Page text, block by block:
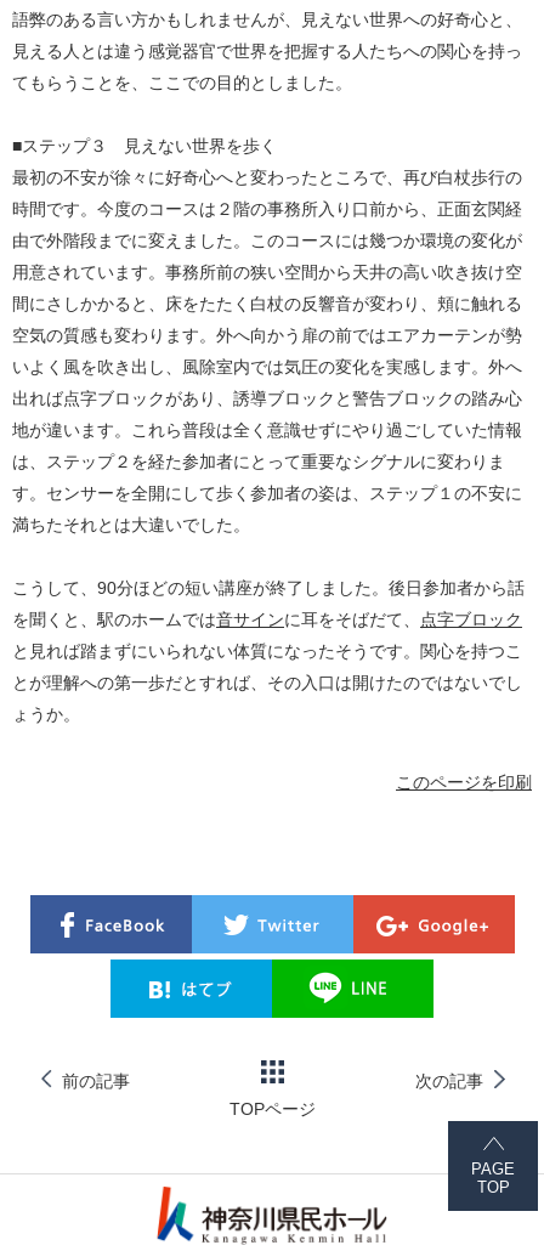
語弊のある言い方かもしれませんが、見えない世界への好奇心と、
見える人とは違う感覚器官で世界を把握する人たちへの関心を持っ
てもらうことを、ここでの目的としました。
■ステップ３ 見えない世界を歩く
最初の不安が徐々に好奇心へと変わったところで、再び白杖歩行の
時間です。今度のコースは２階の事務所入り口前から、正面玄関経
由で外階段までに変えました。このコースには幾つか環境の変化が
用意されています。事務所前の狭い空間から天井の高い吹き抜け空
間にさしかかると、床をたたく白杖の反響音が変わり、頬に触れる
空気の質感も変わります。外へ向かう扉の前ではエアカーテンが勢
いよく風を吹き出し、風除室内では気圧の変化を実感します。外へ
出れば点字ブロックがあり、誘導ブロックと警告ブロックの踏み心
地が違います。これら普段は全く意識せずにやり過ごしていた情報
は、ステップ２を経た参加者にとって重要なシグナルに変わりま
す。センサーを全開にして歩く参加者の姿は、ステップ１の不安に
満ちたそれとは大違いでした。
こうして、90分ほどの短い講座が終了しました。後日参加者から話
を聞くと、駅のホームでは音サインに耳をそばだて、
点字ブロック
と見れば踏まずにいられない体質になったそうです。関心を持つこ
とが理解への第一歩だとすれば、その入口は開けたのではないでし
ょうか。
このページを印刷
前の記事
TOPページ
次の記事
PAGE
TOP